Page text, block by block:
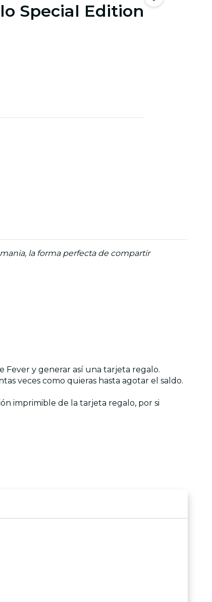
Special Edition
la forma perfecta de compartir
Fever y generar así una tarjeta regalo.
veces como quieras hasta agotar el saldo.
imprimible de la tarjeta regalo, por si